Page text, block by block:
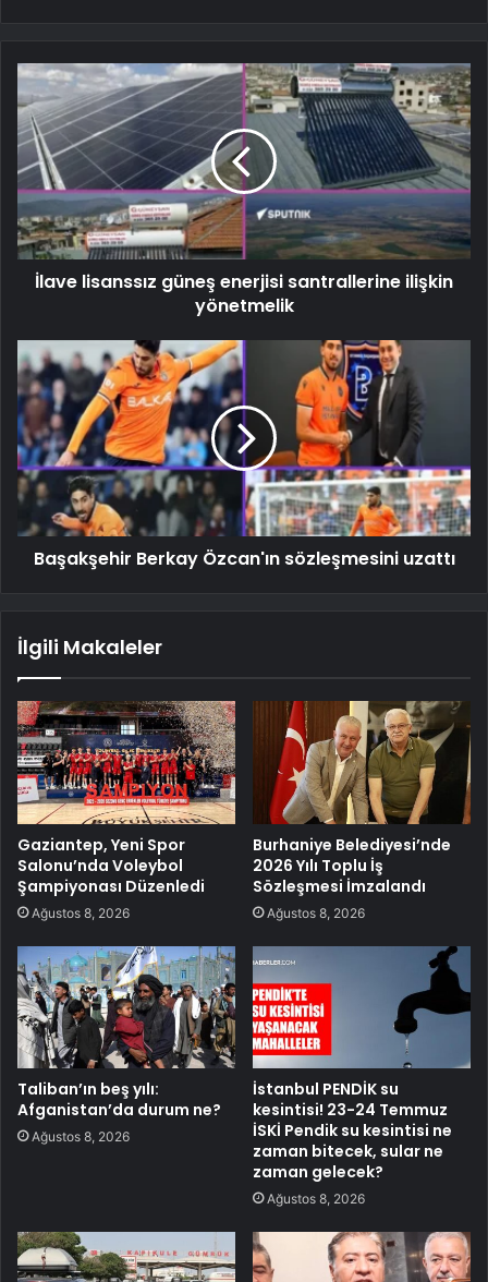
İlave lisanssız güneş enerjisi santrallerine ilişkin
yönetmelik
Başakşehir Berkay Özcan'ın sözleşmesini uzattı
İlgili Makaleler
Gaziantep, Yeni Spor
Salonu’nda Voleybol
Şampiyonası Düzenledi
Ağustos 8, 2026
Burhaniye Belediyesi’nde
2026 Yılı Toplu İş
Sözleşmesi İmzalandı
Ağustos 8, 2026
Taliban’ın beş yılı:
Afganistan’da durum ne?
Ağustos 8, 2026
İstanbul PENDİK su
kesintisi! 23-24 Temmuz
İSKİ Pendik su kesintisi ne
zaman bitecek, sular ne
zaman gelecek?
Ağustos 8, 2026